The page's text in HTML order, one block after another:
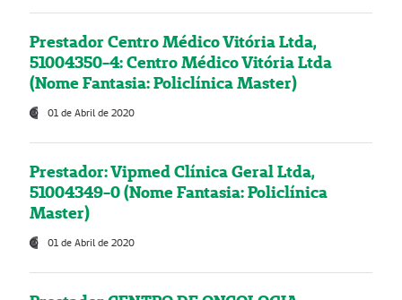
Prestador Centro Médico Vitória Ltda,
51004350-4: Centro Médico Vitória Ltda
(Nome Fantasia: Policlínica Master)
01 de Abril de 2020
Prestador: Vipmed Clínica Geral Ltda,
51004349-0 (Nome Fantasia: Policlínica
Master)
01 de Abril de 2020